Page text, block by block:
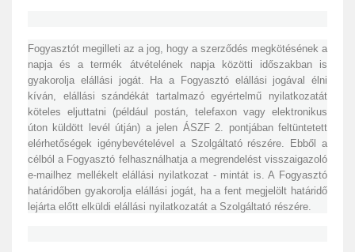
Fogyasztót megilleti az a jog, hogy a szerződés megkötésének a
napja és a termék átvételének napja közötti időszakban is
gyakorolja elállási jogát. Ha a Fogyasztó elállási jogával élni
kíván, elállási szándékát tartalmazó egyértelmű nyilatkozatát
köteles eljuttatni (például postán, telefaxon vagy elektronikus
úton küldött levél útján) a jelen ÁSZF 2. pontjában feltüntetett
elérhetőségek igénybevételével a Szolgáltató részére. Ebből a
célból a Fogyasztó felhasználhatja a megrendelést visszaigazoló
e-mailhez mellékelt elállási nyilatkozat - mintát is. A Fogyasztó
határidőben gyakorolja elállási jogát, ha a fent megjelölt határidő
lejárta előtt elküldi elállási nyilatkozatát a Szolgáltató részére.